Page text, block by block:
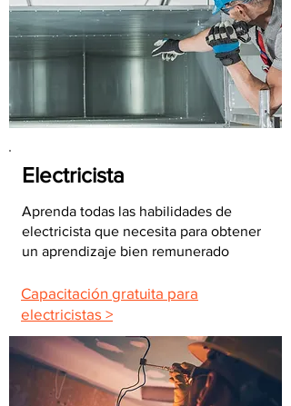
Electricista
Aprenda todas las habilidades de
electricista que necesita para obtener
un aprendizaje bien remunerado
Capacitación gratuita para
electricistas >